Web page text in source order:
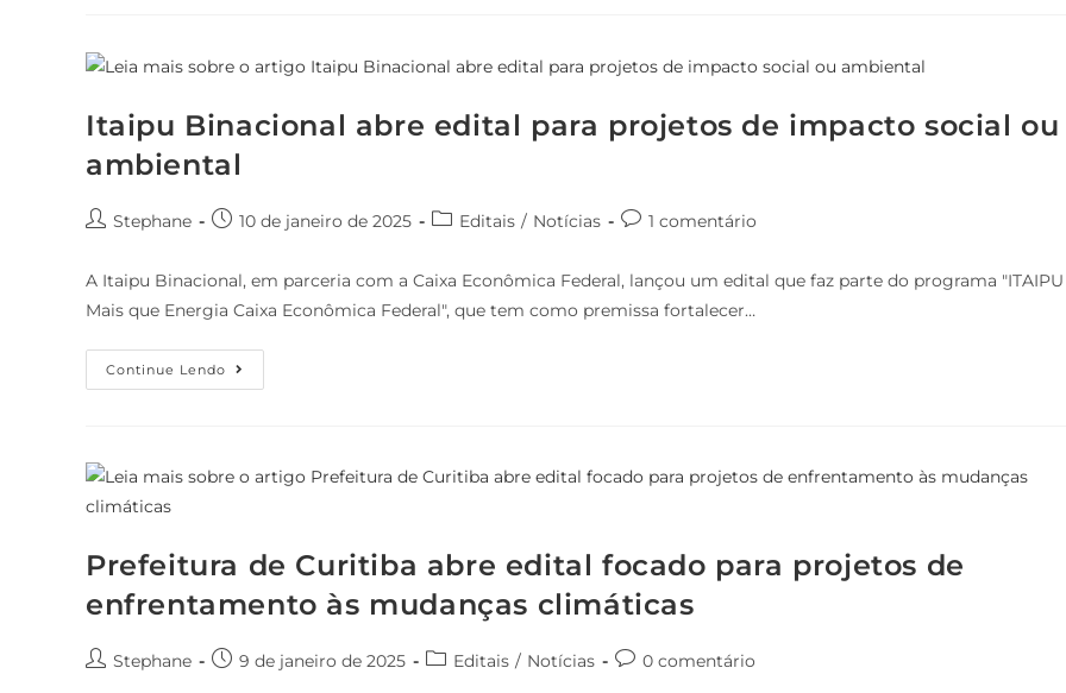
Itaipu Binacional abre edital para projetos de impacto social ou
ambiental
Stephane 10 de janeiro de 2025 Editais / Notícias 1 comentário
A Itaipu Binacional, em parceria com a Caixa Econômica Federal, lançou um edital que faz parte do programa "ITAIPU
Mais que Energia Caixa Econômica Federal", que tem como premissa fortalecer…
Continue Lendo
Prefeitura de Curitiba abre edital focado para projetos de
enfrentamento às mudanças climáticas
Stephane 9 de janeiro de 2025 Editais / Notícias 0 comentário